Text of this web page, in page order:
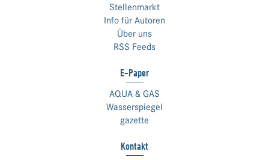
Stellenmarkt
Info für Autoren
Über uns
RSS Feeds
E-Paper
AQUA & GAS
Wasserspiegel
gazette
Kontakt